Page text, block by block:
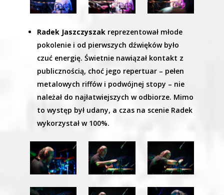
Radek Jaszczyszakreprezentował młode
pokolenie i od pierwszych dźwięków było
czuć energię. Świetnie nawiązał kontakt z
publicznością, choć jego repertuar – pełen
metalowych riffów i podwójnej stopy – nie
należał do najłatwiejszych w odbiorze. Mimo
to występ był udany, a czas na scenie Radek
wykorzystał w 100%.